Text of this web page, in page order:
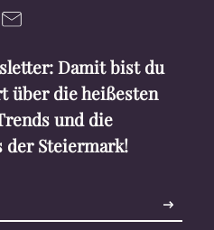
Damit bist du
über die heißesten
und die
der Steiermark!